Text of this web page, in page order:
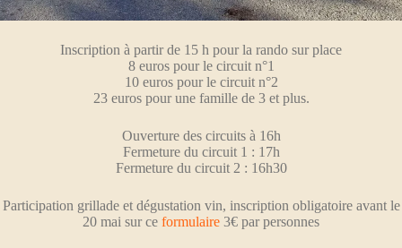
Inscription à partir de 15 h pour la rando sur place
8 euros pour le circuit n°1
10 euros pour le circuit n°2
23 euros pour une famille de 3 et plus.
Ouverture des circuits à 16h
Fermeture du circuit 1 : 17h
Fermeture du circuit 2 : 16h30
Participation grillade et dégustation vin, inscription obligatoire avant le
20 mai sur ce formulaire 3€ par personnes